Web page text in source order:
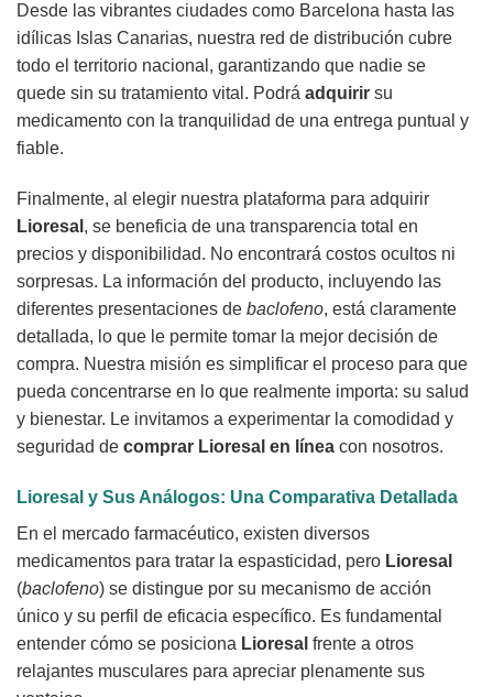
Desde las vibrantes ciudades como Barcelona hasta las
idílicas Islas Canarias, nuestra red de distribución cubre
todo el territorio nacional, garantizando que nadie se
quede sin su tratamiento vital. Podrá adquirir su
medicamento con la tranquilidad de una entrega puntual y
fiable.
Finalmente, al elegir nuestra plataforma para adquirir
Lioresal , se beneficia de una transparencia total en
precios y disponibilidad. No encontrará costos ocultos ni
sorpresas. La información del producto, incluyendo las
diferentes presentaciones de baclofeno, está claramente
detallada, lo que le permite tomar la mejor decisión de
compra. Nuestra misión es simplificar el proceso para que
pueda concentrarse en lo que realmente importa: su salud
y bienestar. Le invitamos a experimentar la comodidad y
seguridad de comprar Lioresal en línea con nosotros.
Lioresal y Sus Análogos: Una Comparativa Detallada
En el mercado farmacéutico, existen diversos
medicamentos para tratar la espasticidad, pero Lioresal
(baclofeno) se distingue por su mecanismo de acción
único y su perfil de eficacia específico. Es fundamental
entender cómo se posiciona Lioresal frente a otros
relajantes musculares para apreciar plenamente sus